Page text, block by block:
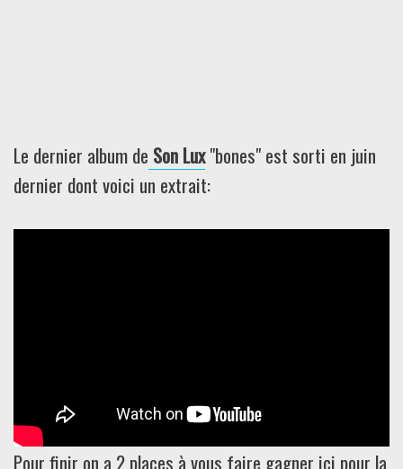
Le dernier album de Son Lux"bones" est sorti en juin
dernier dont voici un extrait:
Pour finir on a 2 places à vous faire gagner ici pour la